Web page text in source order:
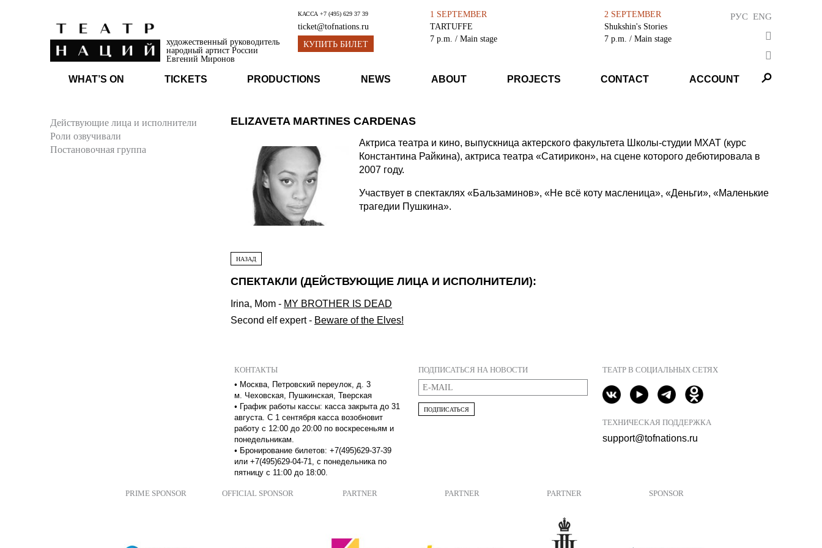
художественный руководитель
народный артист России
Евгений Миронов
КАССА +7 (495) 629 37 39
ticket@tofnations.ru
КУПИТЬ БИЛЕТ
1 SEPTEMBER
TARTUFFE
7 p.m. / Main stage
2 SEPTEMBER
Shukshin's Stories
7 p.m. / Main stage
РУС ENG
WHAT’S ON TICKETS PRODUCTIONS NEWS ABOUT PROJECTS CONTACT ACCOUNT
Действующие лица и исполнители
Роли озвучивали
Постановочная группа
ELIZAVETA MARTINES CARDENAS
НАЗАД
Актриса театра и кино, выпускница актерского факультета Школы-студии МХАТ (курс
Константина Райкина), актриса театра «Сатирикон», на сцене которого дебютировала в
2007 году.
Участвует в спектаклях «Бальзаминов», «Не всё коту масленица», «Деньги», «Маленькие
трагедии Пушкина».
СПЕКТАКЛИ (ДЕЙСТВУЮЩИЕ ЛИЦА И ИСПОЛНИТЕЛИ):
Irina, Mom - MY BROTHER IS DEAD
Second elf expert- Beware of the Elves!
КОНТАКТЫ
• Москва, Петровский переулок, д. 3
м. Чеховская, Пушкинская, Тверская
• График работы кассы: касса закрыта до 31
августа. С 1 сентября касса возобновит
работу с 12:00 до 20:00 по воскресеньям и
понедельникам.
• Бронирование билетов: +7(495)629-37-39
или +7(495)629-04-71, с понедельника по
пятницу с 11:00 до 18:00.
ПОДПИСАТЬСЯ НА НОВОСТИ
ПОДПИСАТЬСЯ
ТЕАТР В СОЦИАЛЬНЫХ СЕТЯХ
ТЕХНИЧЕСКАЯ ПОДДЕРЖКА
support@tofnations.ru
PRIME SPONSOR OFFICIAL SPONSOR PARTNER PARTNER PARTNER SPONSOR